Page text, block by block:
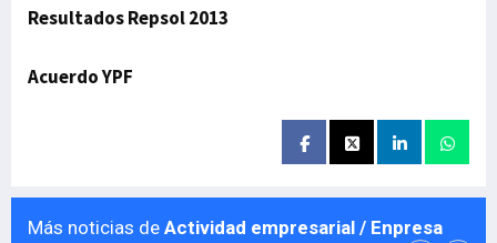
Resultados Repsol 2013
Acuerdo YPF
Más noticias de Actividad empresarial / Enpresa